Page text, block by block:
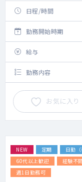
日程/時間
勤務開始時期
給与
勤務内容
お気に入り
NEW 定期 日勤（
60代以上歓迎
経験不
週1日勤務可